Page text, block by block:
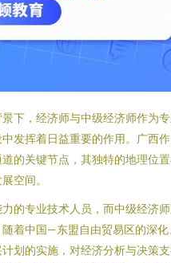
下，经济师与中级经济师作为
发挥着日益重要的作用。广西
的关键节点，其独特的地理位
空间。
的专业技术人员，而中级经济
着中国—东盟自由贸易区的深化
划的实施，对经济分析与决策